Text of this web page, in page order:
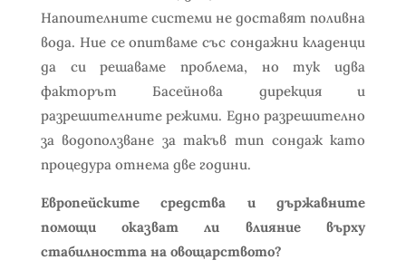
Напоителните системи не доставят поливна
вода. Ние се опитваме със сондажни кладенци
да си решаваме проблема, но тук идва
факторът Басейнова дирекция и
разрешителните режими. Едно разрешително
за водоползване за такъв тип сондаж като
процедура отнема две години.
Европейските средства и държавните
помощи оказват ли влияние върху
стабилността на овощарството?